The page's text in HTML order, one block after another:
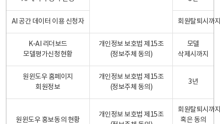
AI 공간 데이터 이용 신청자 회원탈퇴시까
K-AI 리더보드
모델평가신청현황
개인정보 보호법 제15조
(정보주체 동의)
모델
삭제시까지
원윈도우 홈페이지
회원정보
개인정보 보호법 제15조
(정보주체 동의)
3년
원윈도우 홍보동의 현황
개인정보 보호법 제15조
회원탈퇴시까
혹은 동의